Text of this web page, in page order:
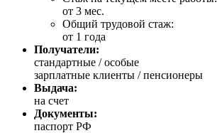
от 3 мес.
Общий трудовой стаж:
от 1 года
Получатели:
стандартные /особые
зарплатные клиенты / пенсионеры
Выдача:
на счет
Документы:
паспорт РФ